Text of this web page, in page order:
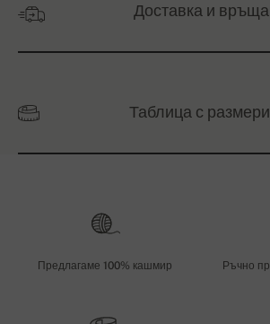
Доставка и
Таблица с
Предлагаме 100% кашмир Ръчно